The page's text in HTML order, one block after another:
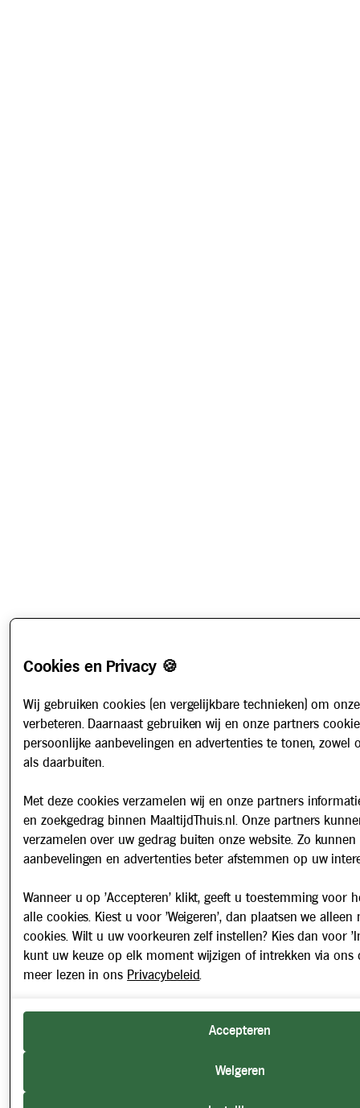
Cookies en Privacy 🍪
Wij gebruiken cookies (en vergelijkbare technieken) om
verbeteren. Daarnaast gebruiken wij en onze partners
persoonlijke aanbevelingen en advertenties te tonen, zowel
als daarbuiten.
Met deze cookies verzamelen wij en onze partners
en zoekgedrag binnen MaaltijdThuis.nl. Onze partners
verzamelen over uw gedrag buiten onze website. Zo kunnen
aanbevelingen en advertenties beter afstemmen op uw
Wanneer u op 'Accepteren' klikt, geeft u toestemming voor
alle cookies. Kiest u voor 'Weigeren', dan plaatsen we alleen
cookies. Wilt u uw voorkeuren zelf instellen? Kies dan voor
kunt uw keuze op elk moment wijzigen of intrekken via ons
meer lezen in ons Privacybeleid.
Accepteren
Weigeren